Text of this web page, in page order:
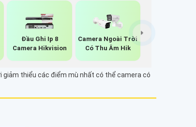
Đầu Ghi Ip 8
Camera Hikvision
Camera Ngoài Trời
Có Thu Âm Hik
giảm thiểu các điểm mù nhất có thể camera có